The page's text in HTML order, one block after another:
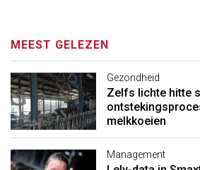
MEEST GELEZEN
Gezondheid
Zelfs lichte hitte
melkkoeien
Management